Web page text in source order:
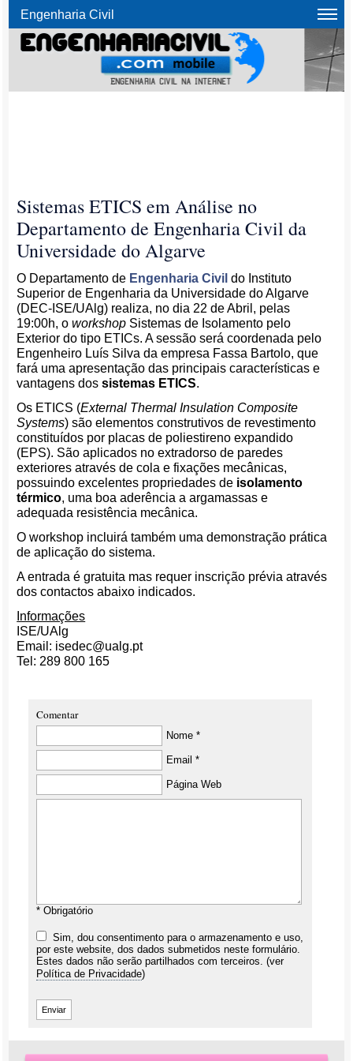
Engenharia Civil
Sistemas ETICS em Análise no
Departamento de Engenharia Civil da
Universidade do Algarve
O Departamento de Engenharia Civil do Instituto
Superior de Engenharia da Universidade do Algarve
(DEC-ISE/UAlg) realiza, no dia 22 de Abril, pelas
19:00h, oworkshop Sistemas de Isolamento pelo
Exterior do tipo ETICs. A sessão será coordenada pelo
Engenheiro Luís Silva da empresa Fassa Bartolo, que
fará uma apresentação das principais características e
vantagens dossistemas ETICS.
Os ETICS (External Thermal Insulation Composite
Systems) são elementos construtivos de revestimento
constituídos por placas de poliestireno expandido
(EPS). São aplicados no extradorso de paredes
exteriores através de cola e fixações mecânicas,
possuindo excelentes propriedades de isolamento
térmico, uma boa aderência a argamassas e
adequada resistência mecânica.
O workshop incluirá também uma demonstração prática
de aplicação do sistema.
A entrada é gratuita mas requer inscrição prévia através
dos contactos abaixo indicados.
Informações
ISE/UAlg
Email: isedec@ualg.pt
Tel: 289 800 165
Comentar
Nome *
Email *
Página Web
* Obrigatório
Sim, dou consentimento para o armazenamento e uso,
por este website, dos dados submetidos neste formulário.
Estes dados não serão partilhados com terceiros. (ver
Política de Privacidade)